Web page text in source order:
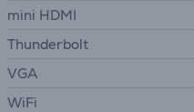
mini HDMI
Thunderbolt
VGA
WiFi